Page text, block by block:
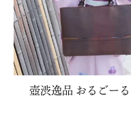
壺渋逸品 おるごーる